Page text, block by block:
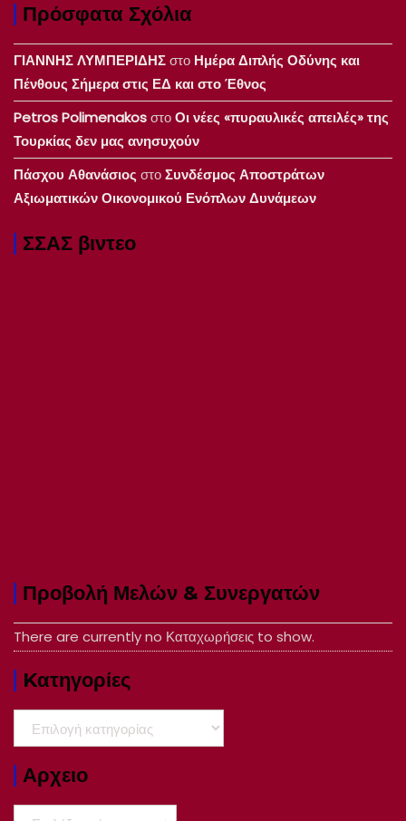
Πρόσφατα Σχόλια
ΓΙΑΝΝΗΣ ΛΥΜΠΕΡΙΔΗΣστο Ημέρα Διπλής Οδύνης και
Πένθους Σήμερα στις ΕΔ και στο Έθνος
Petros PolimenakosστοΟι νέες «πυραυλικές απειλές» της
Τουρκίας δεν μας ανησυχούν
Πάσχου Αθανάσιος στοΣυνδέσμος Αποστράτων
Αξιωματικών Οικονομικού Ενόπλων Δυνάμεων
ΣΣΑΣ βιντεο
Προβολή Μελών & Συνεργατών
There are currently no Καταχωρήσεις to show.
Kατηγορίες
Αρχειο